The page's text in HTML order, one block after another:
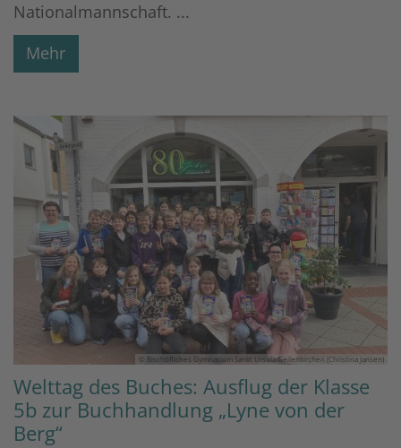
Nationalmannschaft. ...
Mehr
© Bischöfliches Gymnasium Sankt Ursula Geilenkirchen (Christina Jansen)
Welttag des Buches: Ausflug der Klasse
5b zur Buchhandlung „Lyne von der
Berg“